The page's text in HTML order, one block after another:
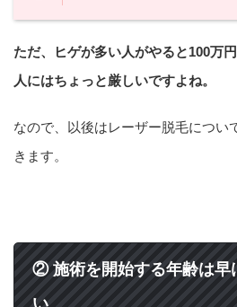
ただ、ヒゲが多い人がやると100万
人にはちょっと厳しいですよね。
なので、以後はレーザー脱毛につい
きます。
② 施術を開始する年齢は早